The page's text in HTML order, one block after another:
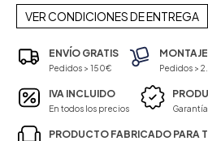
VER CONDICIONES DE ENTREGA
ENVÍO GRATIS
Pedidos > 150€ Pedidos >
IVA INCLUIDO
En todos los precios Garantía
PRODUCTO FABRICADO PARA